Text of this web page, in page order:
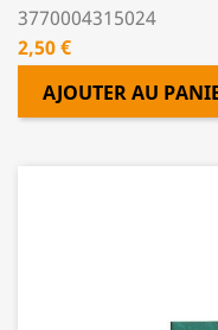
3770004315024
Prix
2,50 €
AJOUTER AU